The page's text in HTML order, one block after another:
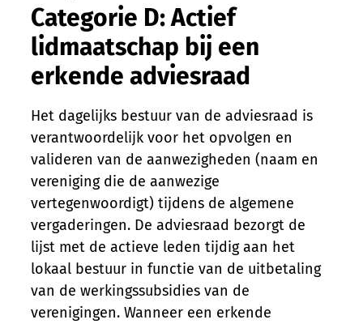
Categorie D: Actief
lidmaatschap bij een
erkende adviesraad
Het dagelijks bestuur van de adviesraad is
verantwoordelijk voor het opvolgen en
valideren van de aanwezigheden (naam en
vereniging die de aanwezige
vertegenwoordigt) tijdens de algemene
vergaderingen. De adviesraad bezorgt de
lijst met de actieve leden tijdig aan het
lokaal bestuur in functie van de uitbetaling
van de werkingssubsidies van de
verenigingen. Wanneer een erkende